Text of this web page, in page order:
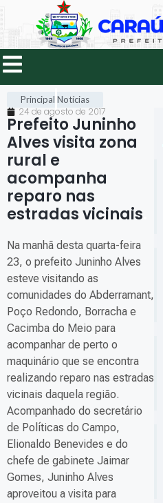
Principal Notícias
24 de agosto de 2017
Prefeito Juninho
Alves visita zona
rural e
acompanha
reparo nas
estradas vicinais
Na manhã desta quarta-feira
23, o prefeito Juninho Alves
esteve visitando as
comunidades do Abderramant,
Poço Redondo, Borracha e
Cacimba do Meio para
acompanhar de perto o
maquinário que se encontra
realizando reparo nas estradas
vicinais daquela região.
Acompanhado do secretário
de Políticas do Campo,
Elionaldo Benevides e do
chefe de gabinete Jaimar
Gomes, Juninho Alves
aproveitou a visita para